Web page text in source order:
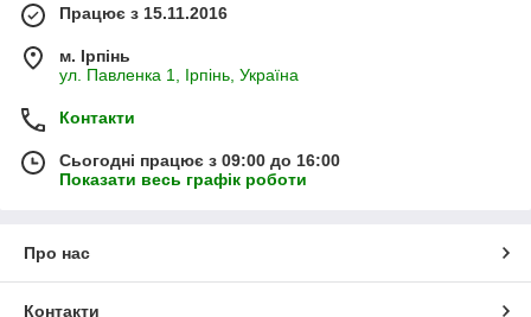
Працює з 15.11.2016
м. Ірпінь
ул. Павленка 1, Ірпінь, Україна
Контакти
Сьогодні працює з 09:00 до 16:00
Показати весь графік роботи
Про нас
Контакти